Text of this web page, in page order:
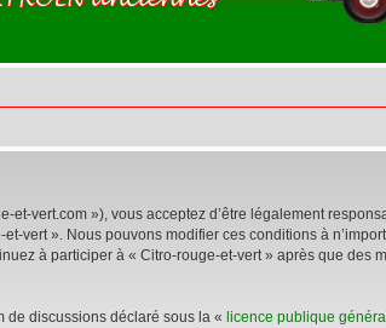
vert.com »), vous acceptez d’être légalement
vert ». Nous pouvons modifier ces conditions à
à participer à « Citro-rouge-et-vert » après que des
de discussions déclaré sous la « licence publique